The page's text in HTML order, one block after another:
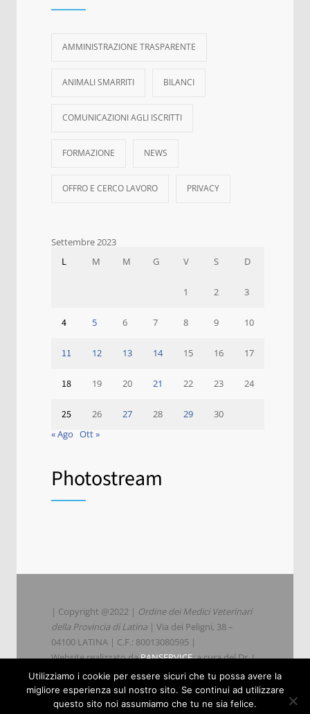
AMMINISTRAZIONE TRASPARENTE
ANIMALI SMARRITI BILANCI
COMUNICAZIONI AGLI ISCRITTI
FORMAZIONE NEWS
OFFRO E CERCO LAVORO PRIVACY
Settembre 2023
L M M G V S D
1 2 3
4 5 6 7 8 9 10
11 12 13 14 15 16 17
18 19 20 21 22 23 24
25 26 27 28 29
30
« Ago Ott »
Photostream
| Copyright @2022 | Ordine dei Medici Veterinari
della Provincia di Latina | Via dei Peligni, 38 –
04100 LATINA | C.F.: 80013080595 |
Website realizzato daPANSERVICE; a cura del Dr. L.
Parisi
|Privacy|Cookie Policy|
Utilizziamo i cookie per essere sicuri che tu possa avere la
migliore esperienza sul nostro sito. Se continui ad utilizzare
questo sito noi assumiamo che tu ne sia felice.